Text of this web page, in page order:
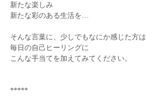
新たな楽しみ
新たな彩のある生活を…
そんな言葉に、少しでもなにか感じた方は
毎日の自己ヒーリングに
こんな手当てを加えてみてください。
*****